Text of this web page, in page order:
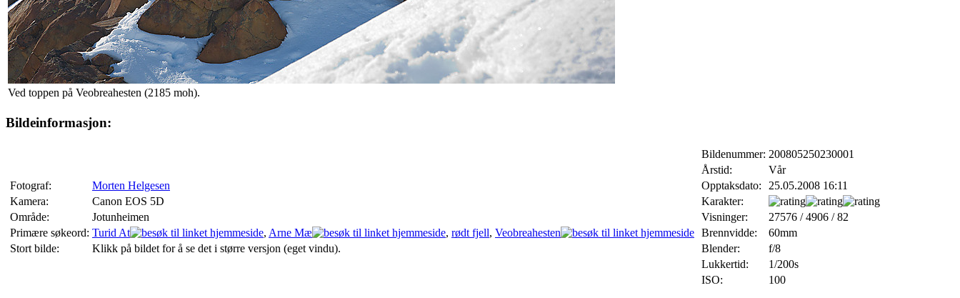
Ved toppen på Veobreahesten (2185 moh).
Bildeinformasjon:
Fotograf:
Morten Helgesen
Kamera:
Canon EOS 5D
Område:
Jotunheimen
Primære søkeord: Turid At , Arne Mæ , rødt fjell, Veobreahesten
Stort bilde:
Klikk på bildet for å se det i større versjon (eget vindu).
Bildenummer: 200805250230001
Årstid:
Vår
Opptaksdato:
25.05.2008 16:11
Karakter:
Visninger:
27576 / 4906 / 82
Brennvidde:
60mm
Blender:
f/8
Lukkertid:
1/200s
ISO:
100